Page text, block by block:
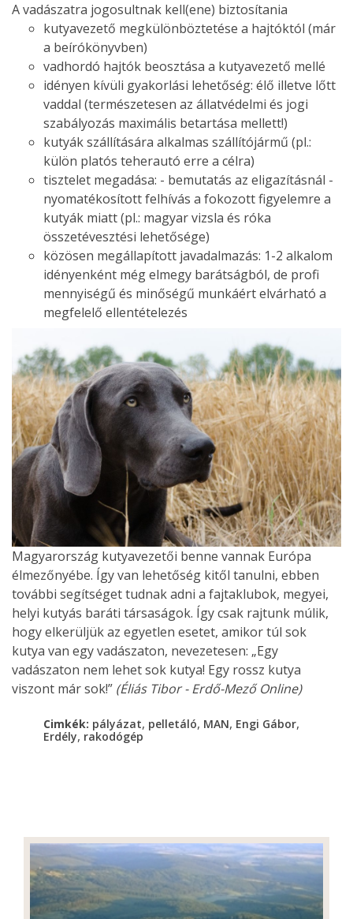
A vadászatra jogosultnak kell(ene) biztosítania
kutyavezető megkülönböztetése a hajtóktól (már
a beírókönyvben)
vadhordó hajtók beosztása a kutyavezető mellé
idényen kívüli gyakorlási lehetőség: élő illetve lőtt
vaddal (természetesen az állatvédelmi és jogi
szabályozás maximális betartása mellett!)
kutyák szállítására alkalmas szállítójármű (pl.:
külön platós teherautó erre a célra)
tisztelet megadása: - bemutatás az eligazításnál -
nyomatékosított felhívás a fokozott figyelemre a
kutyák miatt (pl.: magyar vizsla és róka
összetévesztési lehetősége)
közösen megállapított javadalmazás: 1-2 alkalom
idényenként még elmegy barátságból, de profi
mennyiségű és minőségű munkáért elvárható a
megfelelő ellentételezés
Magyarország kutyavezetői benne vannak Európa
élmezőnyébe. Így van lehetőség kitől tanulni, ebben
további segítséget tudnak adni a fajtaklubok, megyei,
helyi kutyás baráti társaságok. Így csak rajtunk múlik,
hogy elkerüljük az egyetlen esetet, amikor túl sok
kutya van egy vadászaton, nevezetesen: „Egy
vadászaton nem lehet sok kutya! Egy rossz kutya
viszont már sok!” (Éliás Tibor - Erdő-Mező Online)
Cimkék: pályázat, pelletáló, MAN, Engi Gábor,
Erdély, rakodógép